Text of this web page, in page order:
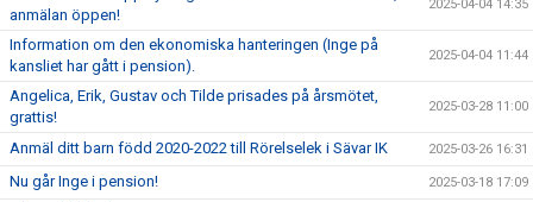
anmälan öppen!
2025-04-04 14:35
Information om den ekonomiska hanteringen (Inge på
kansliet har gått i pension).
2025-04-04 11:44
Angelica, Erik, Gustav och Tilde prisades på årsmötet,
grattis!
2025-03-28 11:00
Anmäl ditt barn född 2020-2022 till Rörelselek i Sävar IK 2025-03-26 16:31
Nu går Inge i pension! 2025-03-18 17:09